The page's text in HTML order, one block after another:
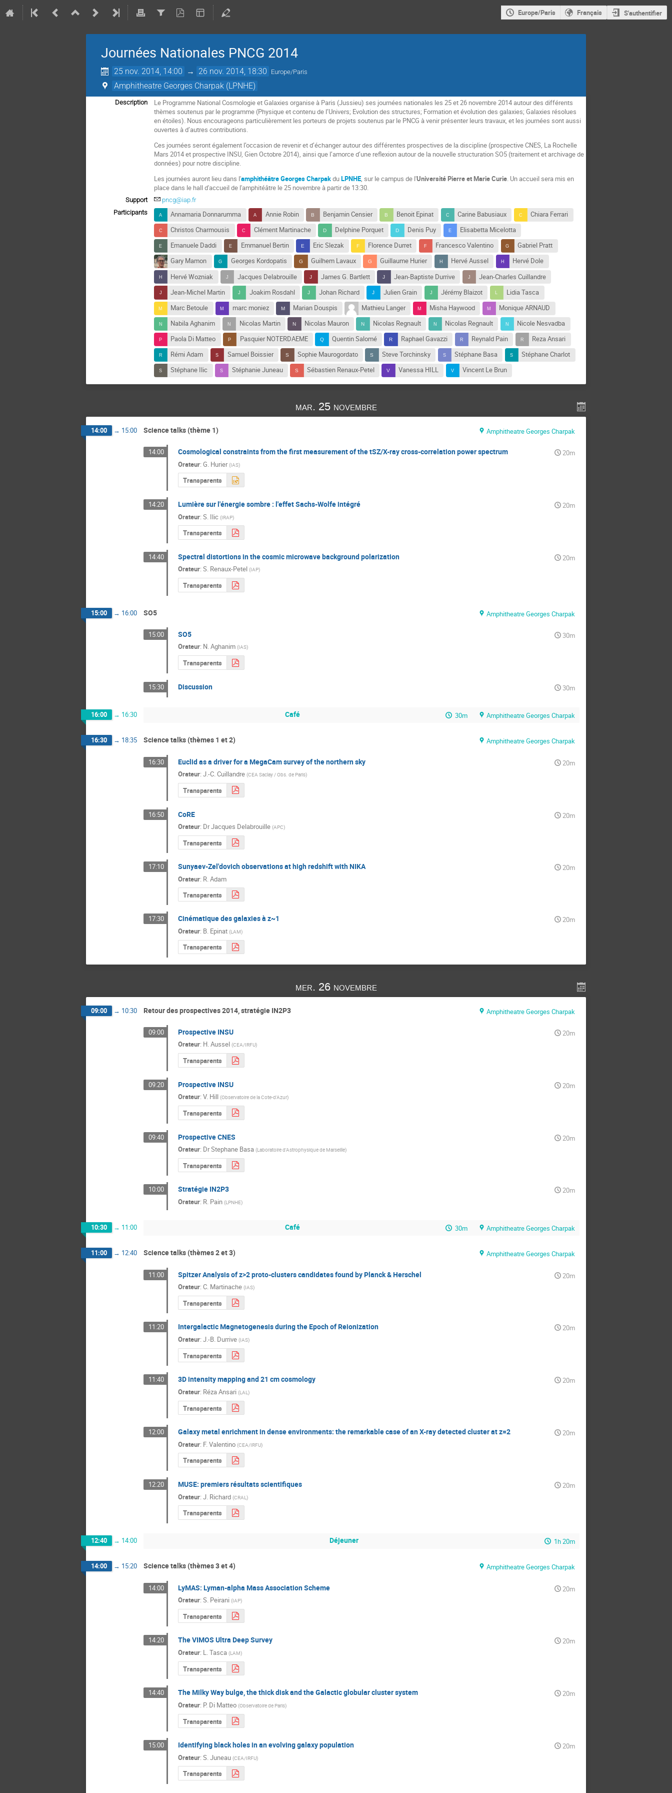
Europe/Paris Français S'authentifier
Journées Nationales PNCG 2014
25 nov. 2014, 14:00 → 26 nov. 2014, 18:30 Europe/Paris
Amphitheatre Georges Charpak (LPNHE)
Description
Le Programme National Cosmologie et Galaxies organise à Paris (Jussieu) ses journées nationales les 25 et 26 novembre 2014 autour des différents
thèmes soutenus par le programme (Physique et contenu de l’Univers; Evolution des structures; Formation et évolution des galaxies; Galaxies résolues
en étoiles). Nous encourageons particulièrement les porteurs de projets soutenus par le PNCG à venir présenter leurs travaux, et les journées sont aussi
ouvertes à d’autres contributions.
Ces journées seront également l’occasion de revenir et d’échanger autour des différentes prospectives de la discipline (prospective CNES, La Rochelle
Mars 2014 et prospective INSU, Gien Octobre 2014), ainsi que l’amorce d’une reflexion autour de la nouvelle structuration SO5 (traitement et archivage de
données) pour notre discipline.
Les journées auront lieu dans l'amphithéâtre Georges CharpakduLPNHE, sur le campus de l'Université Pierre et Marie Curie. Un accueil sera mis en
place dans le hall d'accueil de l'amphitéâtre le 25 novembre à partir de 13:30.
Support
pncg@iap.fr
Participants
Annamaria Donnarumma Annie Robin Benjamin Censier Benoit Epinat Carine Babusiaux
Chiara Ferrari
Christos Charmousis
Clément Martinache Delphine Porquet Denis Puy
Elisabetta Micelotta
Emanuele Daddi
Emmanuel Bertin Eric Slezak Florence Durret Francesco Valentino
Gabriel Pratt
Gary Mamon
Georges Kordopatis Guilhem Lavaux Guillaume Hurier Hervé Aussel
Hervé Dole
Hervé Wozniak
Jacques Delabrouille James G. Bartlett Jean-Baptiste Durrive
Jean-Charles Cuillandre
Jean-Michel Martin
Joakim Rosdahl Johan Richard Julien Grain Jérémy Blaizot
Lidia Tasca
Marc Betoule
marc moniez Marian Douspis Mathieu Langer Misha Haywood
Monique ARNAUD
Nabila Aghanim
Nicolas Martin Nicolas Mauron Nicolas Regnault Nicolas Regnault
Nicole Nesvadba
Paola Di Matteo
Pasquier NOTERDAEME Quentin Salomé Raphael Gavazzi Reynald Pain
Reza Ansari
Rémi Adam
Samuel Boissier Sophie Maurogordato Steve Torchinsky Stéphane Basa
Stéphane Charlot
Stéphane Ilic
Stéphanie Juneau Sébastien Renaux-Petel Vanessa HILL Vincent Le Brun
mar. 25 novembre
14:00 → 15:00 Science talks (thème 1) Amphitheatre Georges Charpak
14:00 Cosmological constraints from the first measurement of the tSZ/X-ray cross-correlation power spectrum
20m
Orateur: G. Hurier (IAS)
Transparents
14:20 Lumière sur l'énergie sombre : l'effet Sachs-Wolfe intégré
20m
Orateur: S. Ilic (IRAP)
Transparents
14:40 Spectral distortions in the cosmic microwave background polarization
20m
Orateur: S. Renaux-Petel (IAP)
Transparents
15:00 → 16:00 SO5 Amphitheatre Georges Charpak
15:00 SO5
30m
Orateur: N. Aghanim (IAS)
Transparents
15:30 Discussion 30m
16:00 → 16:30 Café 30m Amphitheatre Georges Charpak
16:30 → 18:35 Science talks (thèmes 1 et 2) Amphitheatre Georges Charpak
16:30 Euclid as a driver for a MegaCam survey of the northern sky
20m
Orateur: J.-C. Cuillandre (CEA Saclay / Obs. de Paris)
Transparents
16:50 CoRE
20m
Orateur: DrJacques Delabrouille (APC)
Transparents
17:10 Sunyaev-Zel'dovich observations at high redshift with NIKA
20m
Orateur: R. Adam
Transparents
17:30 Cinématique des galaxies à z~1
20m
Orateur: B. Epinat (LAM)
Transparents
mer. 26 novembre
09:00 → 10:30 Retour des prospectives 2014, stratégie IN2P3 Amphitheatre Georges Charpak
09:00 Prospective INSU
20m
Orateur: H. Aussel (CEA/IRFU)
Transparents
09:20 Prospective INSU
20m
Orateur: V. Hill (Observatoire de la Cote-d'Azur)
Transparents
09:40 Prospective CNES
20m
Orateur: DrStephane Basa (Laboratoire d'Astrophysique de Marseille)
Transparents
10:00 Stratégie IN2P3
20m
Orateur: R. Pain (LPNHE)
10:30 → 11:00 Café 30m Amphitheatre Georges Charpak
11:00 → 12:40 Science talks (thèmes 2 et 3) Amphitheatre Georges Charpak
11:00 Spitzer Analysis of z>2 proto-clusters candidates found by Planck & Herschel
20m
Orateur: C. Martinache (IAS)
Transparents
11:20 Intergalactic Magnetogenesis during the Epoch of Reionization
20m
Orateur: J.-B. Durrive (IAS)
Transparents
11:40 3D intensity mapping and 21 cm cosmology
20m
Orateur: Réza Ansari (LAL)
Transparents
12:00 Galaxy metal enrichment in dense environments: the remarkable case of an X-ray detected cluster at z=2
20m
Orateur: F. Valentino (CEA/IRFU)
Transparents
12:20 MUSE: premiers résultats scientifiques
20m
Orateur: J. Richard (CRAL )
Transparents
12:40 → 14:00 Déjeuner 1h 20m
14:00 → 15:20 Science talks (thèmes 3 et 4) Amphitheatre Georges Charpak
14:00 LyMAS: Lyman-alpha Mass Association Scheme
20m
Orateur: S. Peirani (IAP)
Transparents
14:20 The VIMOS Ultra Deep Survey
20m
Orateur: L. Tasca (LAM)
Transparents
14:40 The Milky Way bulge, the thick disk and the Galactic globular cluster system
20m
Orateur: P. Di Matteo (Observatoire de Paris)
Transparents
15:00 Identifying black holes in an evolving galaxy population
20m
Orateur: S. Juneau (CEA/IRFU)
Transparents